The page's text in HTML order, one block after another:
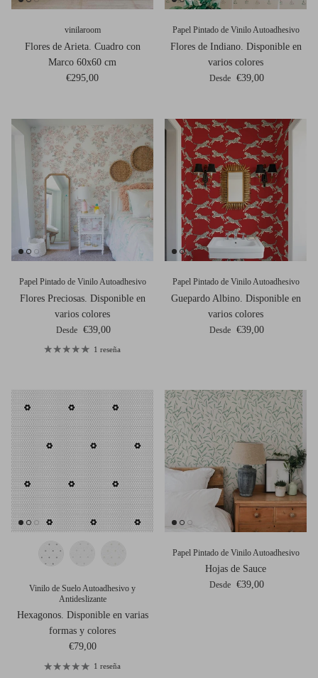
vinilaroom
Flores de Arieta. Cuadro con
Marco 60x60 cm
Precio normal
€295,00
Papel Pintado de Vinilo Autoadhesivo
Flores de Indiano. Disponible en
varios colores
Precio normal
Desde €39,00
Papel Pintado de Vinilo Autoadhesivo
Flores Preciosas. Disponible en
varios colores
Precio normal
Desde €39,00
1 reseña
Papel Pintado de Vinilo Autoadhesivo
Guepardo Albino. Disponible en
varios colores
Precio normal
Desde €39,00
Vinilo de Suelo Autoadhesivo y
Antideslizante
Hexagonos. Disponible en varias
formas y colores
Precio normal
€79,00
1 reseña
Papel Pintado de Vinilo Autoadhesivo
Hojas de Sauce
Precio normal
Desde €39,00